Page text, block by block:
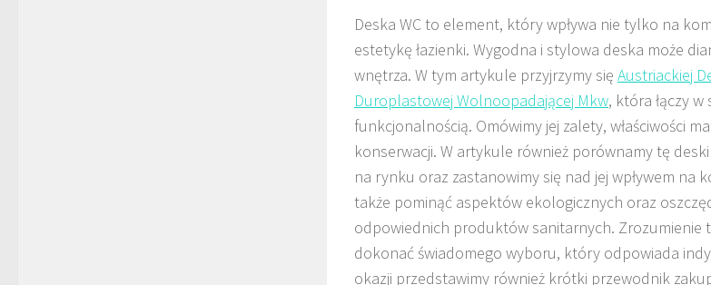
Deska WC to element, który wpływa nie tylko na
estetykę łazienki. Wygodna i stylowa deska może
wnętrza. W tym artykule przyjrzymy się Austriackiej
Duroplastowej Wolnoopadającej Mkw, która łączy
funkcjonalnością. Omówimy jej zalety, właściwości
konserwacji. W artykule również porównamy tę
na rynku oraz zastanowimy się nad jej wpływem na
także pominąć aspektów ekologicznych oraz
odpowiednich produktów sanitarnych. Zrozumienie
dokonać świadomego wyboru, który odpowiada
okazji przedstawimy również krótki przewodnik